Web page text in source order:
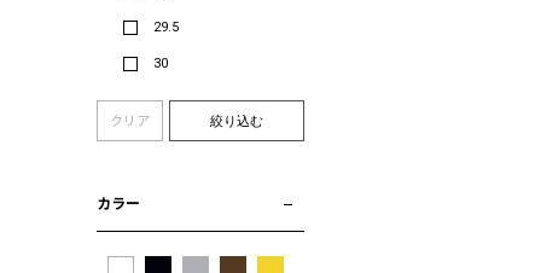
29.5
30
クリア 絞り込む
カラー